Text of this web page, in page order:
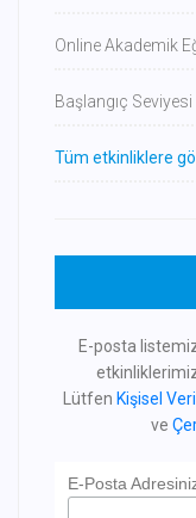
Online Akademik
Başlangıç Seviyesi
Tüm etkinliklere
E-posta
Lütfen Kişisel
ve
E-Posta